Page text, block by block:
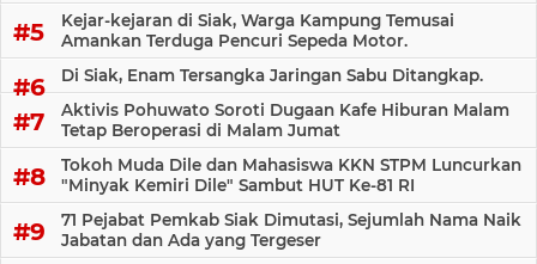
Kejar-kejaran di Siak, Warga Kampung Temusai
Amankan Terduga Pencuri Sepeda Motor.
Di Siak, Enam Tersangka Jaringan Sabu Ditangkap.
Aktivis Pohuwato Soroti Dugaan Kafe Hiburan Malam
Tetap Beroperasi di Malam Jumat
Tokoh Muda Dile dan Mahasiswa KKN STPM Luncurkan
"Minyak Kemiri Dile" Sambut HUT Ke-81 RI
71 Pejabat Pemkab Siak Dimutasi, Sejumlah Nama Naik
Jabatan dan Ada yang Tergeser